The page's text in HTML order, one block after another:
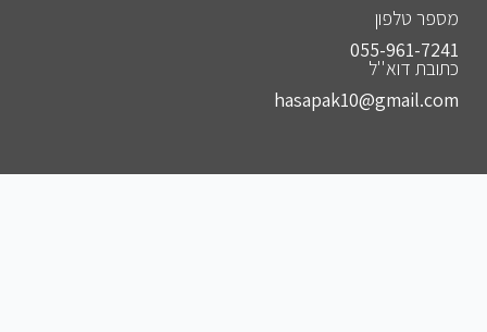
מספר טלפון
055-961-7241⁩
כתובת דוא''ל
hasapak10@gmail.com